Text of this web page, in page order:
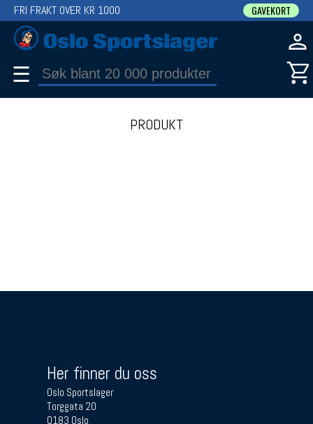
FRI FRAKT OVER KR 1000 GAVEKORT
☰
PRODUKT
Her finner du oss
Oslo Sportslager
Torggata 20
0183 Oslo